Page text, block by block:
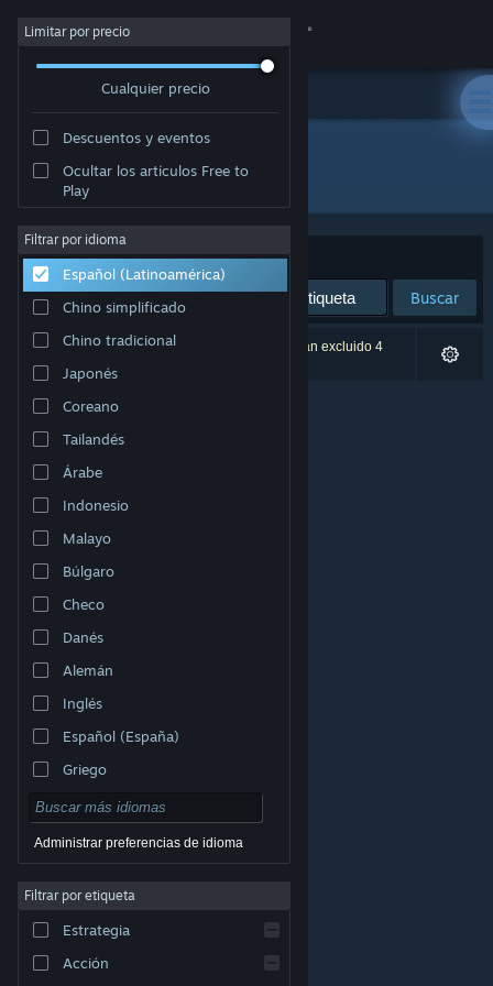
Iniciar sesión
Acerca de
Soporte
Cambiar idioma
Obtener la aplicación de Steam Mobile
Ver versión clásica
© Valve Corporation. Todos los derechos reservados.
Todas las marcas registradas pertenecen a sus
de Privacidad|Información legal
Acuerdo de Suscriptor a Steam
Cookies
Limitar por precio
Cualquier precio
Descuentos y eventos
Ocultar los artículos Free to
Play
Filtrar por idioma
Español (Latinoamérica)
Chino simplificado
Chino tradicional
Japonés
Coreano
Tailandés
Árabe
Indonesio
Malayo
Búlgaro
Checo
Danés
Alemán
Inglés
Español (España)
Griego
Administrar preferencias de idioma
Filtrar por etiqueta
Estrategia
Acción
Desarrollador: Furoshiki Lab.
Ordenar por Relevancia
Buscar
0 resultado(s) coinciden con la búsqueda. Se han excluido 4
títulos según tus preferencias.